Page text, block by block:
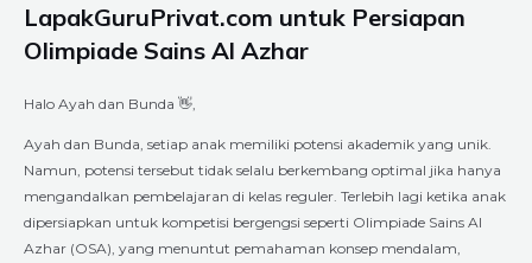
LapakGuruPrivat.com untuk Persiapan
Olimpiade Sains Al Azhar
Halo Ayah dan Bunda 👋,
Ayah dan Bunda, setiap anak memiliki potensi akademik yang unik.
Namun, potensi tersebut tidak selalu berkembang optimal jika hanya
mengandalkan pembelajaran di kelas reguler. Terlebih lagi ketika anak
dipersiapkan untuk kompetisi bergengsi seperti Olimpiade Sains Al
Azhar (OSA), yang menuntut pemahaman konsep mendalam,